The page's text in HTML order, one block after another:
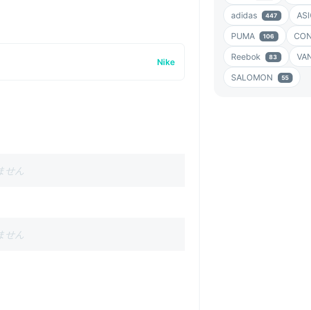
Nike
せん
せん
adidas 447
PUMA 106
Reebok 83
SALOMON 55